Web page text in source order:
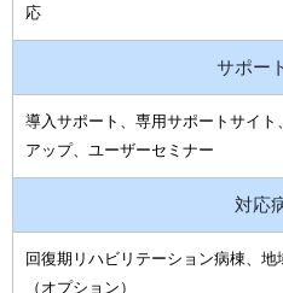
応
サポー
導入サポート、専用サポートサイ
アップ、ユーザーセミナー
対応
回復期リハビリテーション病棟、
（オプション）